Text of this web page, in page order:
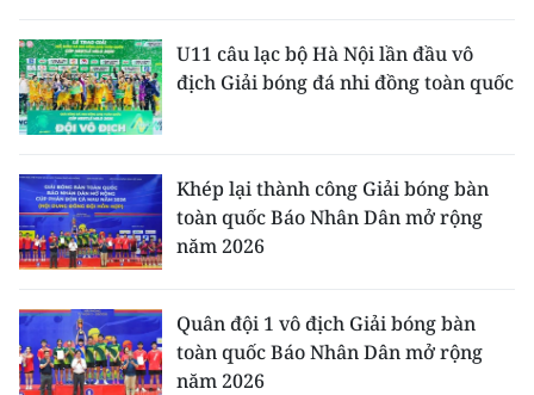
U11 câu lạc bộ Hà Nội lần đầu vô
địch Giải bóng đá nhi đồng toàn quốc
Khép lại thành công Giải bóng bàn
toàn quốc Báo Nhân Dân mở rộng
năm 2026
Quân đội 1 vô địch Giải bóng bàn
toàn quốc Báo Nhân Dân mở rộng
năm 2026